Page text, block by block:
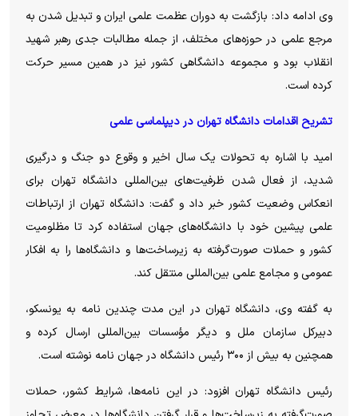
وی ادامه داد: بازگشت به دوران عظمت علمی ایران و تبدیل شدن به
مرجع علمی در حوزه‌های مختلف، از جمله مطالبات جدی رهبر شهید
انقلاب بود و مجموعه دانشگاهی کشور نیز در همین مسیر حرکت
کرده است.
تشریح اقدامات دانشگاه تهران در دیپلماسی علمی
امید با اشاره به تحولات یک سال اخیر و وقوع دو جنگ و درگیری
شدید، از فعال شدن ظرفیت‌های بین‌المللی دانشگاه تهران برای
انعکاس وضعیت کشور خبر داد و گفت: دانشگاه تهران از ارتباطات
علمی پیشین خود با دانشگاه‌های جهان استفاده کرد تا مظلومیت
کشور و حملات صورت‌گرفته به زیرساخت‌ها و دانشگاه‌ها را به افکار
عمومی و مجامع علمی بین‌المللی منتقل کند.
به گفته وی، دانشگاه تهران در این مدت چندین نامه به یونسکو،
دبیرکل سازمان ملل و دیگر مؤسسات بین‌المللی ارسال کرده و
همچنین به بیش از ۳۰۰ رئیس دانشگاه در جهان نامه نوشته است.
رئیس دانشگاه تهران افزود: در این نامه‌ها، شرایط کشور، حملات